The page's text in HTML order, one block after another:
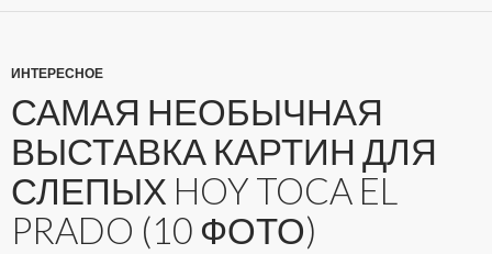
ИНТЕРЕСНОЕ
САМАЯ НЕОБЫЧНАЯ
ВЫСТАВКА КАРТИН ДЛЯ
СЛЕПЫХ HOY TOCA EL
PRADO (10 ФОТО)